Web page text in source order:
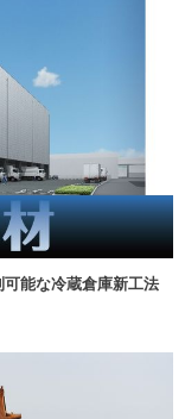
可能な冷蔵倉庫新工法